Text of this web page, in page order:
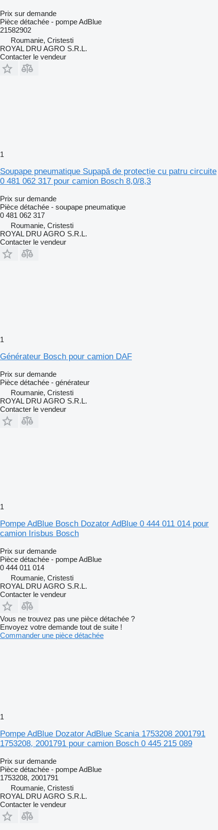
Prix sur demande
Pièce détachée - pompe AdBlue
21582902
Roumanie, Cristesti
ROYAL DRU AGRO S.R.L.
Contacter le vendeur
1
Soupape pneumatique Supapă de protecție cu patru circuite
0 481 062 317 pour camion Bosch 8,0/8,3
Prix sur demande
Pièce détachée - soupape pneumatique
0 481 062 317
Roumanie, Cristesti
ROYAL DRU AGRO S.R.L.
Contacter le vendeur
1
Générateur Bosch pour camion DAF
Prix sur demande
Pièce détachée - générateur
Roumanie, Cristesti
ROYAL DRU AGRO S.R.L.
Contacter le vendeur
1
Pompe AdBlue Bosch Dozator AdBlue 0 444 011 014 pour
camion Irisbus Bosch
Prix sur demande
Pièce détachée - pompe AdBlue
0 444 011 014
Roumanie, Cristesti
ROYAL DRU AGRO S.R.L.
Contacter le vendeur
Vous ne trouvez pas une pièce détachée ?
Envoyez votre demande tout de suite !
Commander une pièce détachée
1
Pompe AdBlue Dozator AdBlue Scania 1753208 2001791
1753208, 2001791 pour camion Bosch 0 445 215 089
Prix sur demande
Pièce détachée - pompe AdBlue
1753208, 2001791
Roumanie, Cristesti
ROYAL DRU AGRO S.R.L.
Contacter le vendeur